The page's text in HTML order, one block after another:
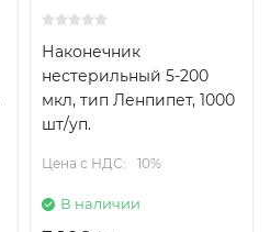
Наконечник
нестерильный 5-200
мкл, тип Ленпипет, 1000
шт/уп.
Цена с НДС: 10%
В наличии